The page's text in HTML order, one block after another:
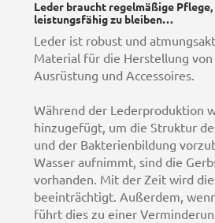
Leder braucht regelmäßige
leistungsfähig zu bleiben…
Leder ist robust und
Material für die Herstellung
Ausrüstung und Accessoires.
Während der Lederproduktion
hinzugefügt, um die Struktur
und der Bakterienbildung
Wasser aufnimmt, sind die
vorhanden. Mit der Zeit wird
beeinträchtigt. Außerdem,
führt dies zu einer